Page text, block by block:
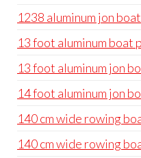
1238 aluminum jon
13 foot aluminum boat
13 foot aluminum jon
14 foot aluminum jon
140 cm wide rowing
140 cm wide rowing